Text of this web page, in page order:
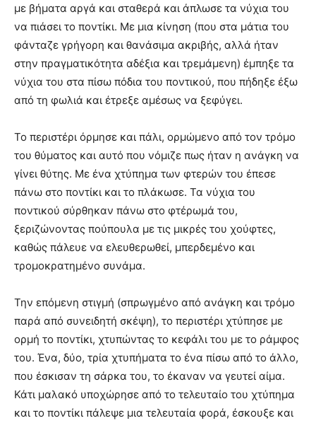
με βήματα αργά και σταθερά και άπλωσε τα νύχια του
να πιάσει το ποντίκι. Με μια κίνηση (που στα μάτια του
φάνταζε γρήγορη και θανάσιμα ακριβής, αλλά ήταν
στην πραγματικότητα αδέξια και τρεμάμενη) έμπηξε τα
νύχια του στα πίσω πόδια του ποντικού, που πήδηξε έξω
από τη φωλιά και έτρεξε αμέσως να ξεφύγει.
Το περιστέρι όρμησε και πάλι, ορμώμενο από τον τρόμο
του θύματος και αυτό που νόμιζε πως ήταν η ανάγκη να
γίνει θύτης. Με ένα χτύπημα των φτερών του έπεσε
πάνω στο ποντίκι και το πλάκωσε. Τα νύχια του
ποντικού σύρθηκαν πάνω στο φτέρωμά του,
ξεριζώνοντας πούπουλα με τις μικρές του χούφτες,
καθώς πάλευε να ελευθερωθεί, μπερδεμένο και
τρομοκρατημένο συνάμα.
Την επόμενη στιγμή (σπρωγμένο από ανάγκη και τρόμο
παρά από συνειδητή σκέψη), το περιστέρι χτύπησε με
ορμή το ποντίκι, χτυπώντας το κεφάλι του με το ράμφος
του. Ένα, δύο, τρία χτυπήματα το ένα πίσω από το άλλο,
που έσκισαν τη σάρκα του, το έκαναν να γευτεί αίμα.
Κάτι μαλακό υποχώρησε από το τελευταίο του χτύπημα
και το ποντίκι πάλεψε μια τελευταία φορά, έσκουξε και